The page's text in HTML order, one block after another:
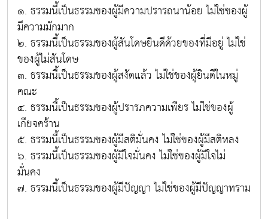
๑. ธรรมนี้เป็นธรรมของผู้มีความปรารถนาน้อย ไม่ใช่ของผู้
มีความมักมาก
๒. ธรรมนี้เป็นธรรมของผู้สันโดษยินดีด้วยของที่มีอยู่ ไม่ใช่
ของผู้ไม่สันโดษ
๓. ธรรมนี้เป็นธรรมของผู้สงัดแล้ว ไม่ใช่ของผู้ยินดีในหมู่
คณะ
๔. ธรรมนี้เป็นธรรมของผู้ปรารภความเพียร ไม่ใช่ของผู้
เกียจคร้าน
๕. ธรรมนี้เป็นธรรมของผู้มีสติมั่นคง ไม่ใช่ของผู้มีสติหลง
๖. ธรรมนี้เป็นธรรมของผู้มีใจมั่นคง ไม่ใช่ของผู้มีใจไม่
มั่นคง
๗. ธรรมนี้เป็นธรรมของผู้มีปัญญา ไม่ใช่ของผู้มีปัญญาทราม